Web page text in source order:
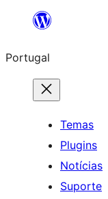
Saltar
o
conteúdo
Portugal
Temas
Plugins
Notícias
Suporte